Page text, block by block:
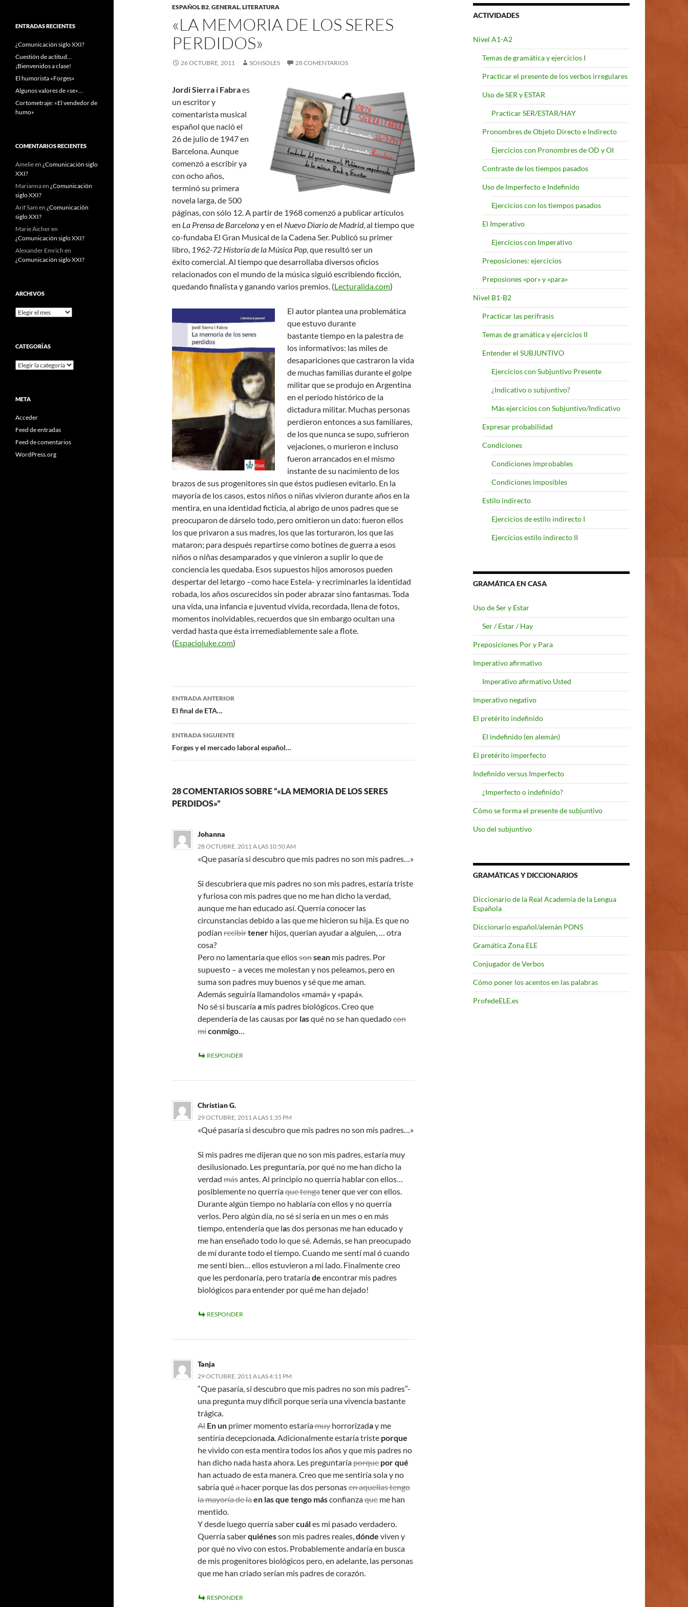
ESPAÑOL B2,GENERAL,LITERATURA
«LA MEMORIA DE LOS SERES
PERDIDOS»
26 OCTUBRE, 2011 SONSOLES 28 COMENTARIOS
Jordi Sierra i Fabraes
un escritor y
comentarista musical
español que nació el
26 de julio de 1947 en
Barcelona. Aunque
comenzó a escribir ya
con ocho años,
terminó su primera
novela larga, de 500
páginas, con sólo 12. A partir de 1968 comenzó a publicar artículos
en La Prensa de Barcelonay en el Nuevo Diario de Madrid, al tiempo que
co-fundaba El Gran Musical de la Cadena Ser. Publicó su primer
libro, 1962-72 Historia de la Música Pop, que resultó ser un
éxito comercial. Al tiempo que desarrollaba diversos oficios
relacionados con el mundo de la música siguió escribiendo ficción,
quedando finalista y ganando varios premios. (Lecturalida.com)
El autor plantea una problemática
que estuvo durante
bastante tiempo en la palestra de
los informativos: las miles de
desapariciones que castraron la vida
de muchas familias durante el golpe
militar que se produjo en Argentina
en el período histórico de la
dictadura militar. Muchas personas
perdieron entonces a sus familiares,
de los que nunca se supo, sufrieron
vejaciones, o murieron e incluso
fueron arrancados en el mismo
instante de su nacimiento de los
brazos de sus progenitores sin que éstos pudiesen evitarlo. En la
mayoría de los casos, estos niños o niñas vivieron durante años en la
mentira, en una identidad ficticia, al abrigo de unos padres que se
preocuparon de dárselo todo, pero omitieron un dato: fueron ellos
los que privaron a sus madres, los que las torturaron, los que las
mataron; para después repartirse como botines de guerra a esos
niños o niñas desamparados y que vinieron a suplir lo que de
conciencia les quedaba. Esos supuestos hijos amorosos pueden
despertar del letargo –como hace Estela- y recriminarles la identidad
robada, los años oscurecidos sin poder abrazar sino fantasmas. Toda
una vida, una infancia e juventud vivida, recordada, llena de fotos,
momentos inolvidables, recuerdos que sin embargo ocultan una
verdad hasta que ésta irremediablemente sale a flote.
(Espacioluke.com)
Navegación
de
entradas
ENTRADA ANTERIOR
El final de ETA…
ENTRADA SIGUIENTE
Forges y el mercado laboral español…
28 COMENTARIOS SOBRE “«LA MEMORIA DE LOS SERES
PERDIDOS»”
Johanna
28 OCTUBRE, 2011 A LAS 10:50 AM
«Que pasaría si descubro que mis padres no son mis padres…»
Si descubriera que mis padres no son mis padres, estaría triste
y furiosa con mis padres que no me han dicho la verdad,
aunque me han educado así. Querría conocer las
circunstancias debido a las que me hicieron su hija. Es que no
podían recibirtener hijos, querían ayudar a alguien, … otra
cosa?
Pero no lamentaría que ellossonsean mis padres. Por
supuesto – a veces me molestan y nos peleamos, pero en
suma son padres muy buenos y sé que me aman.
Además seguiría llamandolos «mamá» y «papá».
No sé si buscaríaa mis padres biológicos. Creo que
dependería de las causas por lasqué no se han quedadocon
míconmigo…
RESPONDER
Christian G.
29 OCTUBRE, 2011 A LAS 1:35 PM
«Qué pasaría si descubro que mis padres no son mis padres…»
Si mis padres me dijeran que no son mis padres, estaría muy
desilusionado. Les preguntaría, por qué no me han dicho la
verdad másantes. Al principio no querría hablar con ellos…
posiblemente no querríaque tengatener que ver con ellos.
Durante algún tiempo no hablaría con ellos y no querría
verlos. Pero algún día, no sé si sería en un mes o en más
tiempo, entendería que las dos personas me han educado y
me han enseñado todo lo que sé. Además, se han preocupado
de mí durante todo el tiempo. Cuando me sentí mal ó cuando
me sentí bien… ellos estuvieron a mi lado. Finalmente creo
que les perdonaría, pero trataríade encontrar mis padres
biológicos para entender por qué me han dejado!
RESPONDER
Tanja
29 OCTUBRE, 2011 A LAS 4:11 PM
“Que pasaría, si descubro que mis padres no son mis padres”-
una pregunta muy dificil porque sería una vivencia bastante
trágica.
Al En un primer momento estaríamuy horrorizaday me
sentiría decepcionada. Adicionalmente estaría triste porque
he vivido con esta mentira todos los años y que mis padres no
han dicho nada hasta ahora. Les preguntaríaporque por qué
han actuado de esta manera. Creo que me sentiría sola y no
sabría quéahacer porque las dos personasen aquellas tengo
la mayoría de laen las que tengo másconfianzaque me han
mentido.
Y desde luego querría sabercuáles mi pasado verdadero.
Querría saberquiénesson mis padres reales,dónde viven y
por qué no vivo con estos. Probablemente andaría en busca
de mis progenitores biológicos pero, en adelante, las personas
que me han criado serían mis padres de corazón.
RESPONDER
ACTIVIDADES
Nivel A1-A2
Temas de gramática y ejercicios I
Practicar el presente de los verbos irregulares
Uso de SER y ESTAR
Practicar SER/ESTAR/HAY
Pronombres de Objeto Directo e Indirecto
Ejercicios con Pronombres de OD y OI
Contraste de los tiempos pasados
Uso de Imperfecto e Indefinido
Ejercicios con los tiempos pasados
El Imperativo
Ejercicios con Imperativo
Preposiciones: ejercicios
Preposiones «por» y «para»
Nivel B1-B2
Practicar las perífrasis
Temas de gramática y ejercicios II
Entender el SUBJUNTIVO
Ejercicios con Subjuntivo Presente
¿Indicativo o subjuntivo?
Más ejercicios con Subjuntivo/Indicativo
Expresar probabilidad
Condiciones
Condiciones improbables
Condiciones imposibles
Estilo indirecto
Ejercicios de estilo indirecto I
Ejercicios estilo indirecto II
GRAMÁTICA EN CASA
Uso de Ser y Estar
Ser / Estar / Hay
Preposiciones Por y Para
Imperativo afirmativo
Imperativo afirmativo Usted
Imperativo negativo
El pretérito indefinido
El indefinido (en alemán)
El pretérito imperfecto
Indefinido versus Imperfecto
¿Imperfecto o indefinido?
Cómo se forma el presente de subjuntivo
Uso del subjuntivo
GRAMÁTICAS Y DICCIONARIOS
Diccionario de la Real Academia de la Lengua
Española
Diccionario español/alemán PONS
Gramática Zona ELE
Conjugador de Verbos
Cómo poner los acentos en las palabras
ProfedeELE.es
ENTRADAS RECIENTES
¿Comunicación siglo XXI?
Cuestión de actitud…
¡Bienvenidos a clase!
El humorista «Forges»
Algunos valores de «se»…
Cortometraje: «El vendedor de
humo»
COMENTARIOS RECIENTES
Amelieen ¿Comunicación siglo
XXI?
Mariannaen ¿Comunicación
siglo XXI?
Arif Sam en ¿Comunicación
siglo XXI?
Marie Aicheren
¿Comunicación siglo XXI?
Alexander Emrich en
¿Comunicación siglo XXI?
ARCHIVOS
Archivos
CATEGORÍAS
Categorías
META
Acceder
Feed de entradas
Feed de comentarios
WordPress.org